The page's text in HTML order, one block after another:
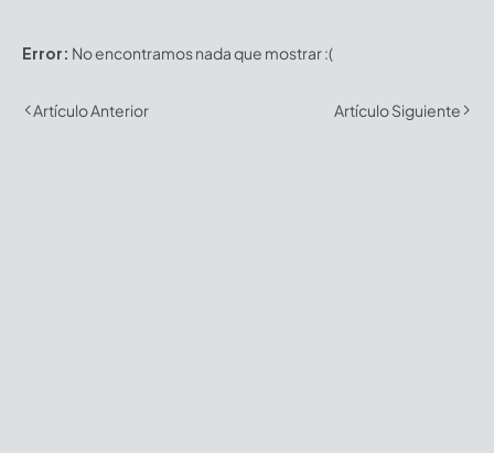
Error: No encontramos nada que mostrar :(
Artículo Anterior Artículo Siguiente